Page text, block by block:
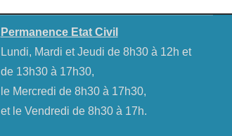
Permanence Etat Civil
Lundi, Mardi et Jeudi de 8h30 à 12h et
de 13h30 à 17h30,
le Mercredi de 8h30 à 17h30,
et le Vendredi de 8h30 à 17h.